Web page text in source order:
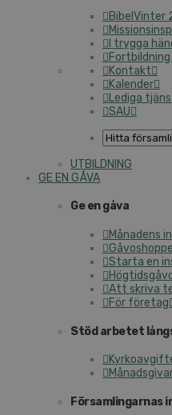
BibelVinter
I trygga
Kontakt
Kalender
Lediga
SAU
UTBILDNING
GE EN GÅVA
Ge en gåva
Månadens
Starta en
Att skriva
För företag
Stöd arbetet
Församlingarnas